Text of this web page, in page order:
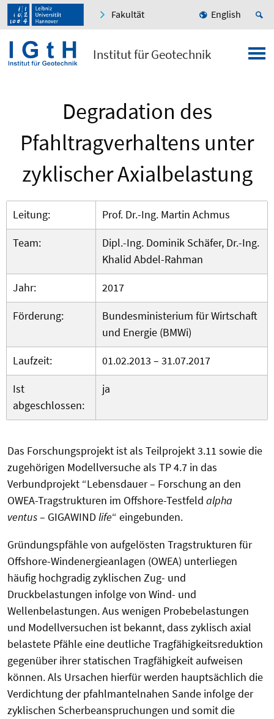
Fakultät English
Institut für Geotechnik
Degradation des
Pfahltragverhaltens unter
zyklischer Axialbelastung
Leitung:
Prof. Dr.-Ing. Martin Achmus
Team:
Dipl.-Ing. Dominik Schäfer, Dr.-Ing.
Khalid Abdel-Rahman
Jahr:
2017
Förderung:
Bundesministerium für Wirtschaft
und Energie (BMWi)
Laufzeit:
01.02.2013 – 31.07.2017
Ist
abgeschlossen:
ja
Das Forschungsprojekt ist als Teilprojekt 3.11 sowie die
zugehörigen Modellversuche als TP 4.7 in das
Verbundprojekt “Lebensdauer – Forschung an den
OWEA-Tragstrukturen im Offshore-Testfeld alpha
ventus– GIGAWINDlife“ eingebunden.
Gründungspfähle von aufgelösten Tragstrukturen für
Offshore-Windenergieanlagen (OWEA) unterliegen
häufig hochgradig zyklischen Zug- und
Druckbelastungen infolge von Wind- und
Wellenbelastungen. Aus wenigen Probebelastungen
und Modellversuchen ist bekannt, dass zyklisch axial
belastete Pfähle eine deutliche Tragfähigkeitsreduktion
gegenüber ihrer statischen Tragfähigkeit aufweisen
können. Als Ursachen hierfür werden hauptsächlich die
Verdichtung der pfahlmantelnahen Sande infolge der
zyklischen Scherbeanspruchungen und somit die